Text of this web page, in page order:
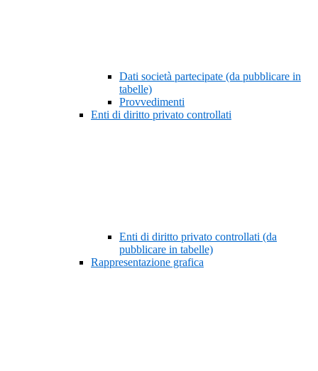
Dati società partecipate (da pubblicare in
tabelle)
Provvedimenti
Enti di diritto privato controllati
Enti di diritto privato controllati (da
pubblicare in tabelle)
Rappresentazione grafica